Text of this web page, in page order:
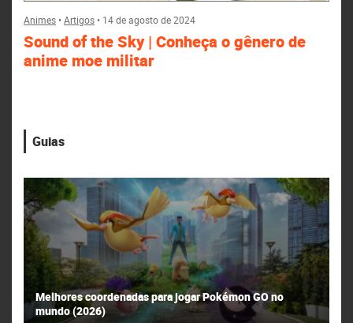
Animes•Artigos• 14 de agosto de 2024
Sound of the Sky | Conheça o gênero de
anime moe militar
Guias
Melhores coordenadas para jogar Pokémon GO no
mundo (2026)